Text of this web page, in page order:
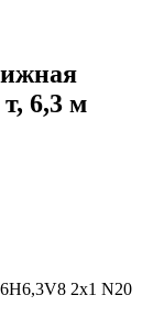
6,3 м
2x1 N20